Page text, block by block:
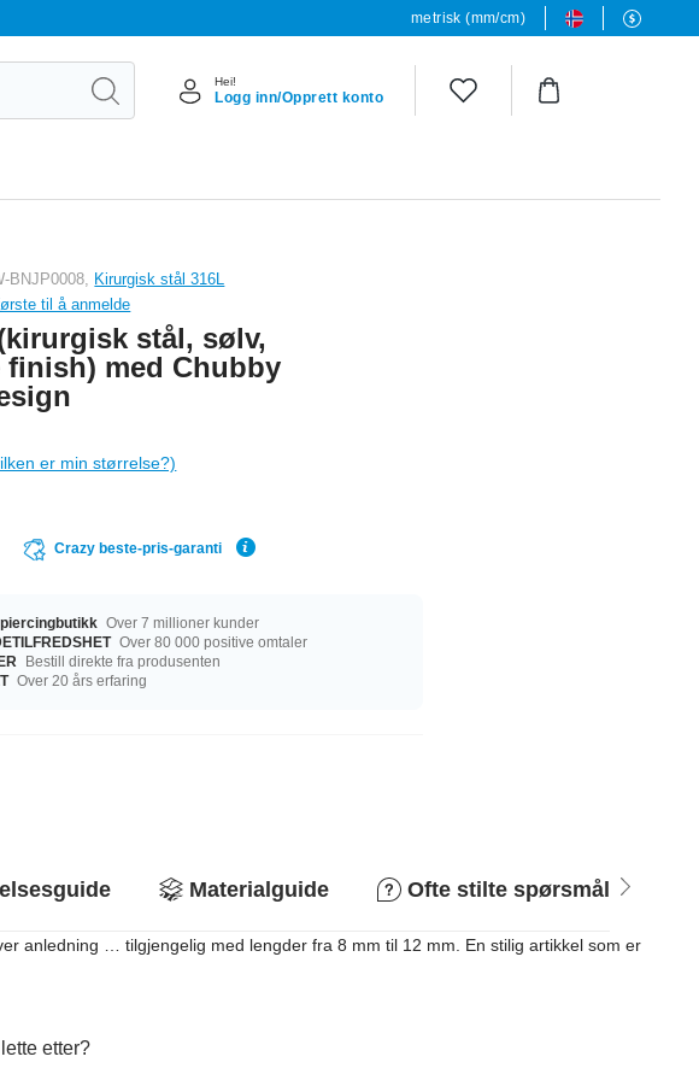
metrisk (mm/cm)
Hei!
Logg inn/Opprett konto
BNJP0008, Kirurgisk stål 316L
til å anmelde
stål, sølv,
finish) med Chubby
er min størrelse?)
Crazy beste-pris-garanti
Over 7 millioner kunder
Over 80 000 positive omtaler
Bestill direkte fra produsenten
Over 20 års erfaring
Materialguide Ofte stilte spørsmål
anledning … tilgjengelig med lengder fra 8 mm til 12 mm. En stilig artikkel som er
etter?